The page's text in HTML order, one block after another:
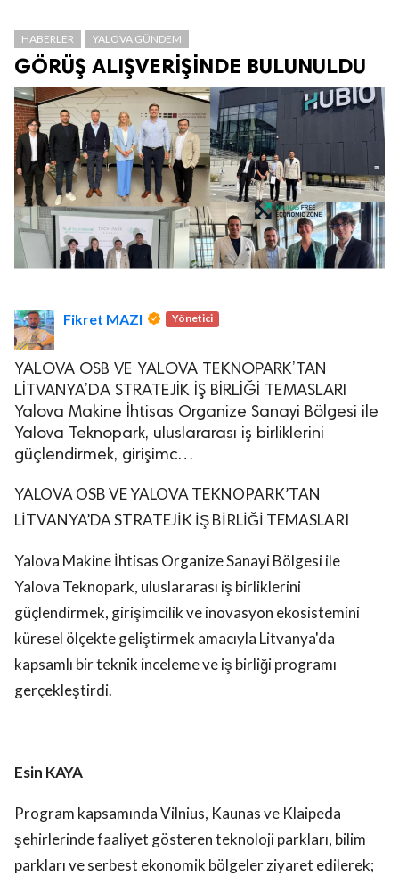
HABERLER YALOVA GÜNDEM
GÖRÜŞ ALIŞVERİŞİNDE BULUNULDU
Fikret MAZI Yönetici
YALOVA OSB VE YALOVA TEKNOPARK’TAN
LİTVANYA’DA STRATEJİK İŞ BİRLİĞİ TEMASLARI
Yalova Makine İhtisas Organize Sanayi Bölgesi ile
Yalova Teknopark, uluslararası iş birliklerini
güçlendirmek, girişimc…
YALOVA OSB VE YALOVA TEKNOPARK’TAN
LİTVANYA’DA STRATEJİK İŞ BİRLİĞİ TEMASLARI
Yalova Makine İhtisas Organize Sanayi Bölgesi ile
Yalova Teknopark, uluslararası iş birliklerini
güçlendirmek, girişimcilik ve inovasyon ekosistemini
küresel ölçekte geliştirmek amacıyla Litvanya'da
kapsamlı bir teknik inceleme ve iş birliği programı
gerçekleştirdi.
Esin KAYA
Program kapsamında Vilnius, Kaunas ve Klaipeda
şehirlerinde faaliyet gösteren teknoloji parkları, bilim
parkları ve serbest ekonomik bölgeler ziyaret edilerek;